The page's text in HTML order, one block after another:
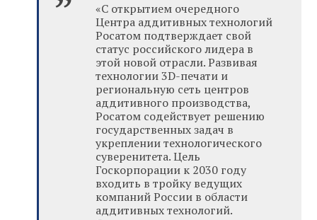
«С открытием очередного
Центра аддитивных технологий
Росатом подтверждает свой
статус российского лидера в
этой новой отрасли. Развивая
технологии 3D-печати и
региональную сеть центров
аддитивного производства,
Росатом содействует решению
государственных задач в
укреплении технологического
суверенитета. Цель
Госкорпорации к 2030 году
входить в тройку ведущих
компаний России в области
аддитивных технологий.